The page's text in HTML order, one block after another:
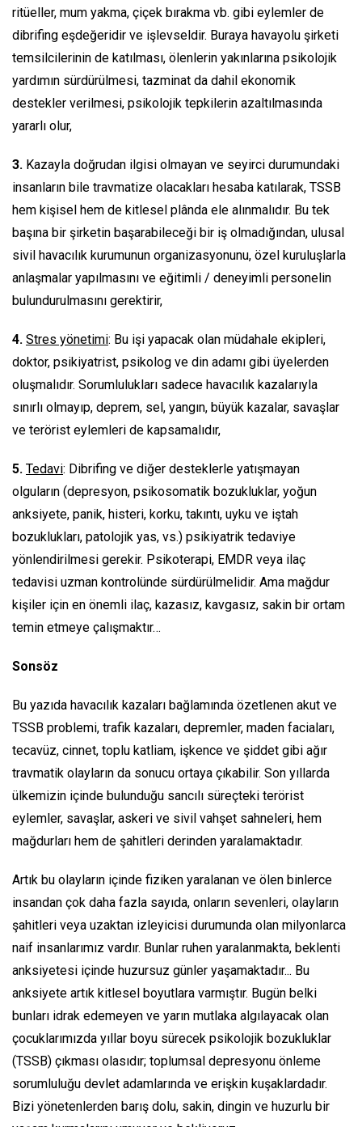
ritüeller, mum yakma, çiçek bırakma vb. gibi eylemler de
dibrifing eşdeğeridir ve işlevseldir. Buraya havayolu şirketi
temsilcilerinin de katılması, ölenlerin yakınlarına psikolojik
yardımın sürdürülmesi, tazminat da dahil ekonomik
destekler verilmesi, psikolojik tepkilerin azaltılmasında
yararlı olur,
3. Kazayla doğrudan ilgisi olmayan ve seyirci durumundaki
insanların bile travmatize olacakları hesaba katılarak, TSSB
hem kişisel hem de kitlesel plânda ele alınmalıdır. Bu tek
başına bir şirketin başarabileceği bir iş olmadığından, ulusal
sivil havacılık kurumunun organizasyonunu, özel kuruluşlarla
anlaşmalar yapılmasını ve eğitimli / deneyimli personelin
bulundurulmasını gerektirir,
4. Stres yönetimi: Bu işi yapacak olan müdahale ekipleri,
doktor, psikiyatrist, psikolog ve din adamı gibi üyelerden
oluşmalıdır. Sorumlulukları sadece havacılık kazalarıyla
sınırlı olmayıp, deprem, sel, yangın, büyük kazalar, savaşlar
ve terörist eylemleri de kapsamalıdır,
5. Tedavi: Dibrifing ve diğer desteklerle yatışmayan
olguların (depresyon, psikosomatik bozukluklar, yoğun
anksiyete, panik, histeri, korku, takıntı, uyku ve iştah
bozuklukları, patolojik yas, vs.) psikiyatrik tedaviye
yönlendirilmesi gerekir. Psikoterapi, EMDR veya ilaç
tedavisi uzman kontrolünde sürdürülmelidir. Ama mağdur
kişiler için en önemli ilaç, kazasız, kavgasız, sakin bir ortam
temin etmeye çalışmaktır…
Sonsöz
Bu yazıda havacılık kazaları bağlamında özetlenen akut ve
TSSB problemi, trafik kazaları, depremler, maden faciaları,
tecavüz, cinnet, toplu katliam, işkence ve şiddet gibi ağır
travmatik olayların da sonucu ortaya çıkabilir. Son yıllarda
ülkemizin içinde bulunduğu sancılı süreçteki terörist
eylemler, savaşlar, askeri ve sivil vahşet sahneleri, hem
mağdurları hem de şahitleri derinden yaralamaktadır.
Artık bu olayların içinde fiziken yaralanan ve ölen binlerce
insandan çok daha fazla sayıda, onların sevenleri, olayların
şahitleri veya uzaktan izleyicisi durumunda olan milyonlarca
naif insanlarımız vardır. Bunlar ruhen yaralanmakta, beklenti
anksiyetesi içinde huzursuz günler yaşamaktadır... Bu
anksiyete artık kitlesel boyutlara varmıştır. Bugün belki
bunları idrak edemeyen ve yarın mutlaka algılayacak olan
çocuklarımızda yıllar boyu sürecek psikolojik bozukluklar
(TSSB) çıkması olasıdır; toplumsal depresyonu önleme
sorumluluğu devlet adamlarında ve erişkin kuşaklardadır.
Bizi yönetenlerden barış dolu, sakin, dingin ve huzurlu bir